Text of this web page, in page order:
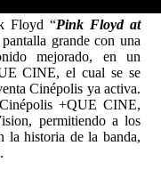
Floyd “Pink Floyd at
grande con una
mejorado, en un
CINE, el cual se se
Cinépolis ya activa.
+QUE CINE,
permitiendo a los
la historia de la banda,